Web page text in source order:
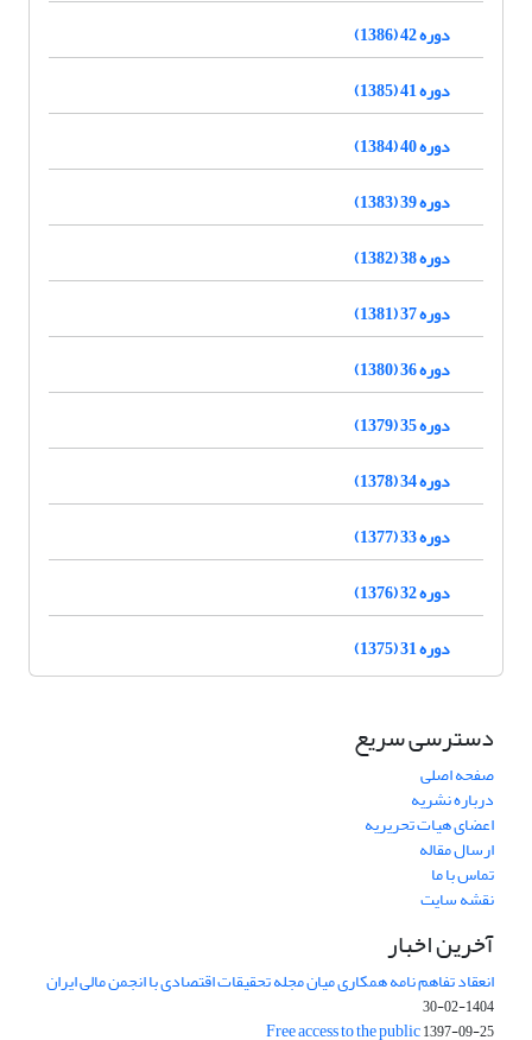
دوره 42 (1386)
دوره 41 (1385)
دوره 40 (1384)
دوره 39 (1383)
دوره 38 (1382)
دوره 37 (1381)
دوره 36 (1380)
دوره 35 (1379)
دوره 34 (1378)
دوره 33 (1377)
دوره 32 (1376)
دوره 31 (1375)
دسترسی سریع
صفحه اصلی
درباره نشریه
اعضای هیات تحریریه
ارسال مقاله
تماس با ما
نقشه سایت
آخرین اخبار
انعقاد تفاهم نامه همکاری میان مجله تحقیقات اقتصادی با انجمن مالی ایران
1404-02-30
Free access to the public1397-09-25